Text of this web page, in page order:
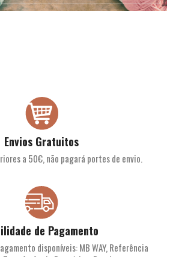
Envios Gratuitos
a 50€, não pagará portes de envio.
de Pagamento
disponíveis: MB WAY, Referência